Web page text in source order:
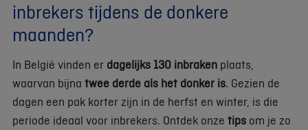
inbrekers tijdens de donkere
maanden?
In België vinden er dagelijks 130 inbraken plaats,
waarvan bijna twee derde als het donker is. Gezien de
dagen een pak korter zijn in de herfst en winter, is die
periode ideaal voor inbrekers. Ontdek onze tips om je zo